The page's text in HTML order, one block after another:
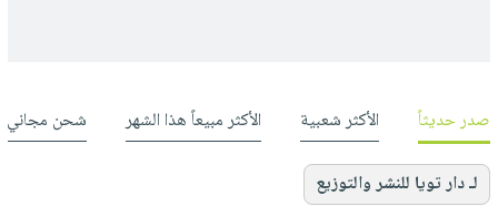
صدر حديثاً الأكثر شعبية الأكثر مبيعاً هذا الشهر شحن مجاني
لـ دار تويا للنشر والتوزيع